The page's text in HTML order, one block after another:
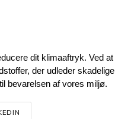
dit klimaaftryk. Ved at
der udleder skadelige
bevarelsen af vores miljø.